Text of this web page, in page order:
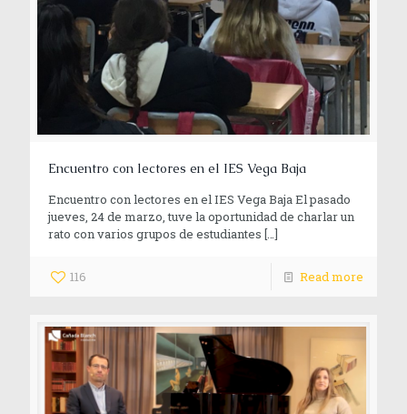
Encuentro con lectores en el IES Vega Baja
Encuentro con lectores en el IES Vega Baja El pasado
jueves, 24 de marzo, tuve la oportunidad de charlar un
rato con varios grupos de estudiantes […]
116 Read more